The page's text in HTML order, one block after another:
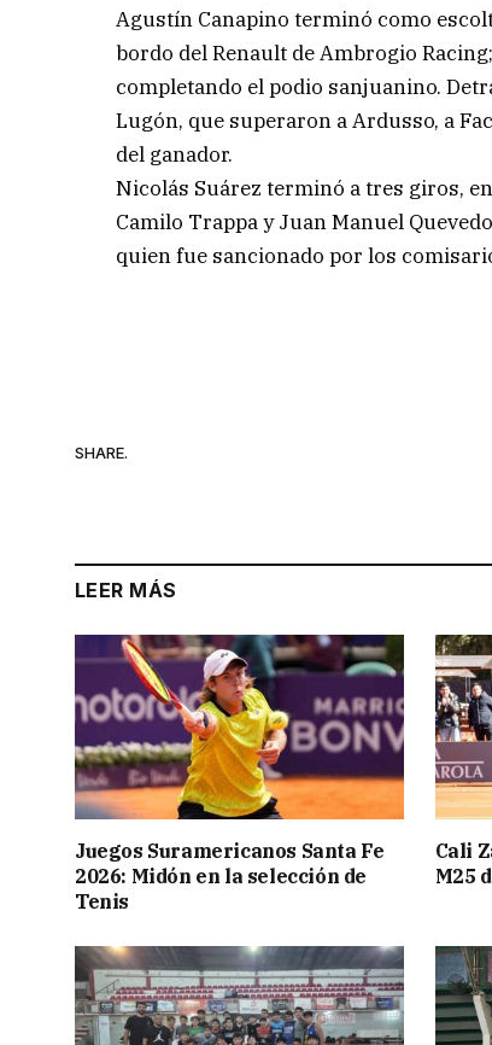
Agustín Canapino terminó como
bordo del Renault de Ambrogio
completando el podio sanjuanino.
Lugón, que superaron a Ardusso, a
del ganador.
Nicolás Suárez terminó a tres giros,
Camilo Trappa y Juan Manuel
quien fue sancionado por los
SHARE.
LEER MÁS
Juegos Suramericanos Santa Fe
2026: Midón en la selección de
Tenis
Cali
M25